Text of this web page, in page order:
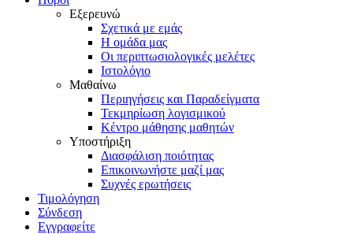
Εξερευνώ
Σχετικά με εμάς
Η ομάδα μας
Οι περιπτωσιολογικές μελέτες
Ιστολόγιο
Μαθαίνω
Περιηγήσεις και Παραδείγματα
Τεκμηρίωση λογισμικού
Κέντρο μάθησης μαθητών
Υποστήριξη
Διασφάλιση ποιότητας
Επικοινωνήστε μαζί μας
Συχνές ερωτήσεις
Τιμολόγηση
Σύνδεση
Εγγραφείτε